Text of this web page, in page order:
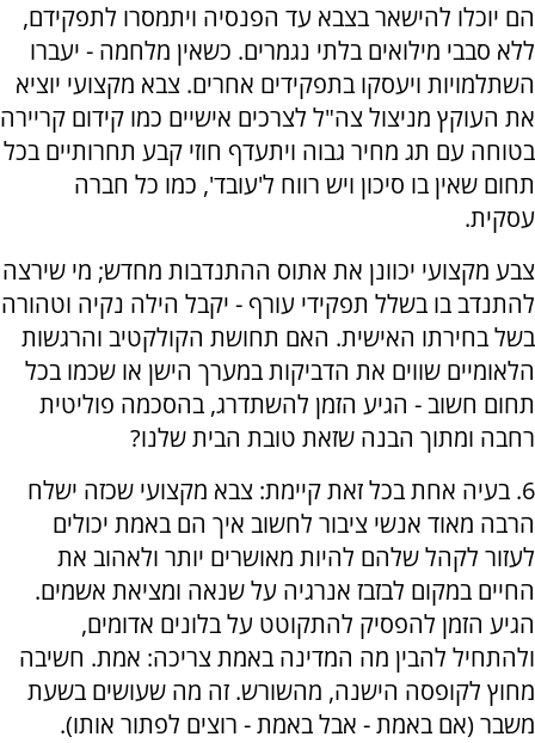
הם יוכלו להישאר בצבא עד הפנסיה ויתמסרו לתפקידם,
ללא סבבי מילואים בלתי נגמרים. כשאין מלחמה - יעברו
השתלמויות ויעסקו בתפקידים אחרים. צבא מקצועי יוציא
את העוקץ מניצול צה"ל לצרכים אישיים כמו קידום קריירה
בטוחה עם תג מחיר גבוה ויתעדף חוזי קבע תחרותיים בכל
תחום שאין בו סיכון ויש רווח ל'עובד', כמו כל חברה
עסקית.
צבע מקצועי יכוונן את אתוס ההתנדבות מחדש; מי שירצה
להתנדב בו בשלל תפקידי עורף - יקבל הילה נקיה וטהורה
בשל בחירתו האישית. האם תחושת הקולקטיב והרגשות
הלאומיים שווים את הדביקות במערך הישן או שכמו בכל
תחום חשוב - הגיע הזמן להשתדרג, בהסכמה פוליטית
רחבה ומתוך הבנה שזאת טובת הבית שלנו?
6. בעיה אחת בכל זאת קיימת: צבא מקצועי שכזה ישלח
הרבה מאוד אנשי ציבור לחשוב איך הם באמת יכולים
לעזור לקהל שלהם להיות מאושרים יותר ולאהוב את
החיים במקום לבזבז אנרגיה על שנאה ומציאת אשמים.
הגיע הזמן להפסיק להתקוטט על בלונים אדומים,
ולהתחיל להבין מה המדינה באמת צריכה: אמת. חשיבה
מחוץ לקופסה הישנה, מהשורש. זה מה שעושים בשעת
משבר (אם באמת - אבל באמת - רוצים לפתור אותו).